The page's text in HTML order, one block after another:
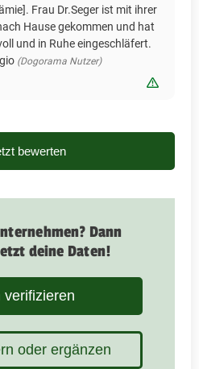
Frau Dr.Seger ist mit ihrer
Hause gekommen und hat
und in Ruhe eingeschläfert.
(Dogorama Nutzer)
bewerten
Dann
deine Daten!
verifizieren
oder ergänzen